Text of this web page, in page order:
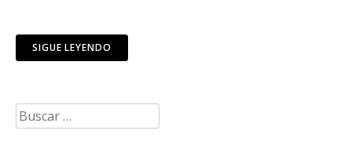
SIGUE LEYENDO
Buscar: